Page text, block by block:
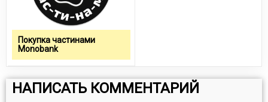
Покупка частинами
Monobank
НАПИСАТЬ КОММЕНТАРИЙ